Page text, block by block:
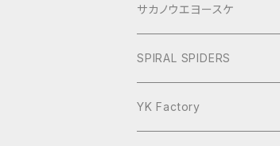
ぶらり旅2017Short
サカノウエヨースケ
ヨースケNIGHT
SPIRAL SPIDERS
YK Factory